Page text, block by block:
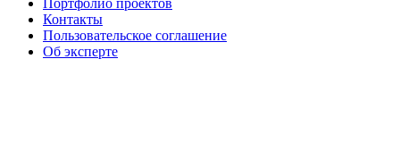
Контакты
Пользовательское соглашение
Об эксперте